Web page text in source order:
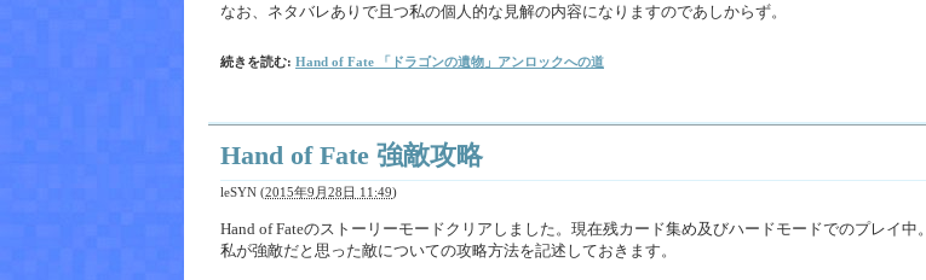
なお、ネタバレありで且つ私の個人的な見解の内容になりますのであしからず。
続きを読む: Hand of Fate 「ドラゴンの遺物」アンロックへの道
Hand of Fate 強敵攻略
leSYN (2015年9月28日 11:49)
Hand of Fateのストーリーモードクリアしました。現在残カード集め及びハードモードでのプレイ中。
私が強敵だと思った敵についての攻略方法を記述しておきます。